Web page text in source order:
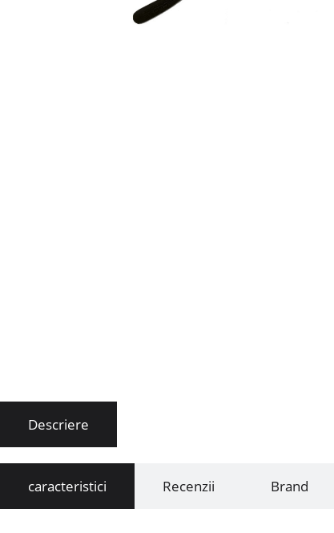
Descriere
caracteristici Recenzii Brand